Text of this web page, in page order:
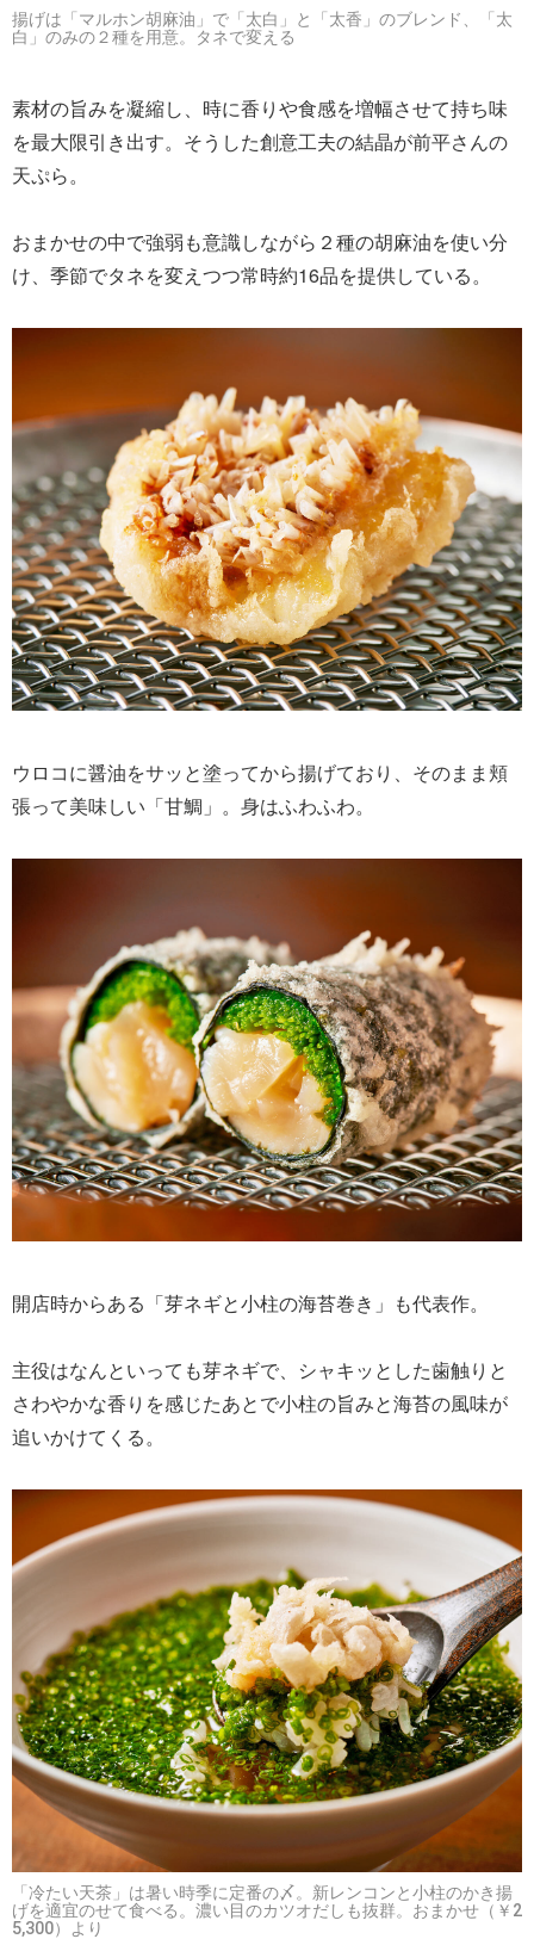
揚げは「マルホン胡麻油」で「太白」と「太香」のブレンド、「太
白」のみの２種を用意。タネで変える
素材の旨みを凝縮し、時に香りや食感を増幅させて持ち味
を最大限引き出す。そうした創意工夫の結晶が前平さんの
天ぷら。
おまかせの中で強弱も意識しながら２種の胡麻油を使い分
け、季節でタネを変えつつ常時約16品を提供している。
ウロコに醤油をサッと塗ってから揚げており、そのまま頬
張って美味しい「甘鯛」。身はふわふわ。
開店時からある「芽ネギと小柱の海苔巻き」も代表作。
主役はなんといっても芽ネギで、シャキッとした歯触りと
さわやかな香りを感じたあとで小柱の旨みと海苔の風味が
追いかけてくる。
「冷たい天茶」は暑い時季に定番の〆。新レンコンと小柱のかき揚
げを適宜のせて食べる。濃い目のカツオだしも抜群。おまかせ（￥2
5,300）より